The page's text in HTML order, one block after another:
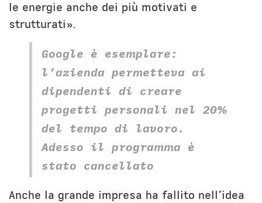
le energie anche dei più motivati e
strutturati».
Google è esemplare:
l’azienda permetteva ai
dipendenti di creare
progetti personali nel 20%
del tempo di lavoro.
Adesso il programma è
stato cancellato
Anche la grande impresa ha fallito nell’idea